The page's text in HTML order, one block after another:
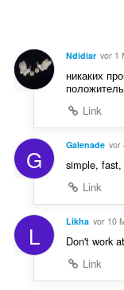
Ndidiar vor 1
никаких
Link
G Galenade vor
simple,
Link
L Likha vor 10
Don't work
Link